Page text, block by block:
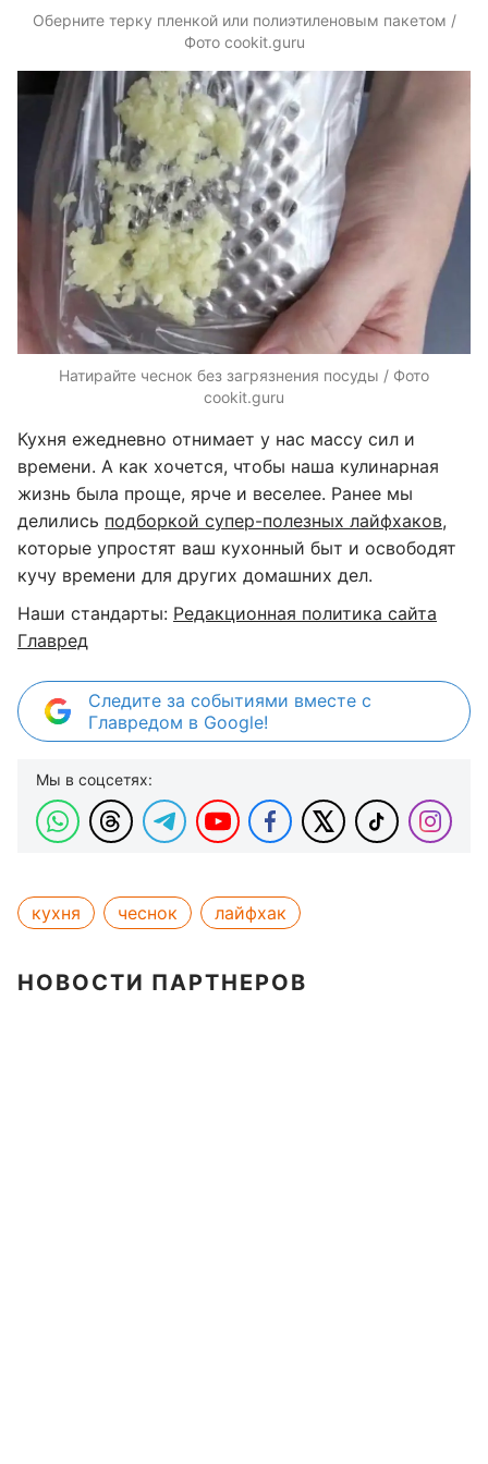
Оберните терку пленкой или полиэтиленовым пакетом /
Фото cookit.guru
Натирайте чеснок без загрязнения посуды / Фото
cookit.guru
Кухня ежедневно отнимает у нас массу сил и
времени. А как хочется, чтобы наша кулинарная
жизнь была проще, ярче и веселее. Ранее мы
делились подборкой супер-полезных лайфхаков,
которые упростят ваш кухонный быт и освободят
кучу времени для других домашних дел.
Наши стандарты: Редакционная политика сайта
Главред
Следите за событиями вместе с
Главредом в Google!
Мы в соцсетях:
кухня чеснок лайфхак
НОВОСТИ ПАРТНЕРОВ